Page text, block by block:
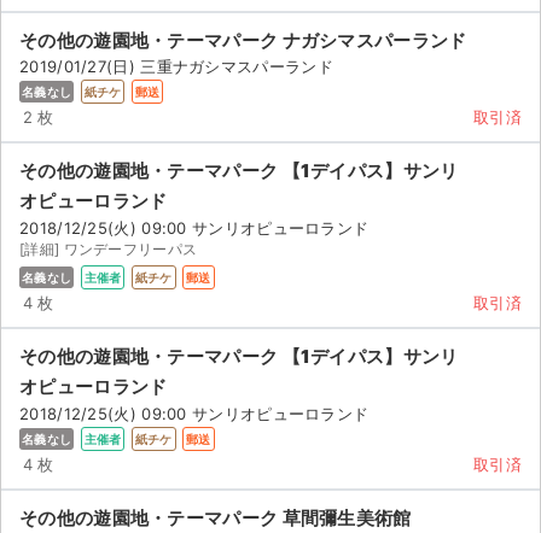
その他の遊園地・テーマパーク ナガシマスパーランド
2019/01/27(日) 三重ナガシマスパーランド
名義なし 紙チケ 郵送
2 枚 取引済
その他の遊園地・テーマパーク 【1デイパス】サンリ
オピューロランド
2018/12/25(火) 09:00 サンリオピューロランド
[詳細] ワンデーフリーパス
名義なし 主催者 紙チケ 郵送
4 枚 取引済
その他の遊園地・テーマパーク 【1デイパス】サンリ
オピューロランド
2018/12/25(火) 09:00 サンリオピューロランド
名義なし 主催者 紙チケ 郵送
4 枚 取引済
その他の遊園地・テーマパーク 草間彌生美術館